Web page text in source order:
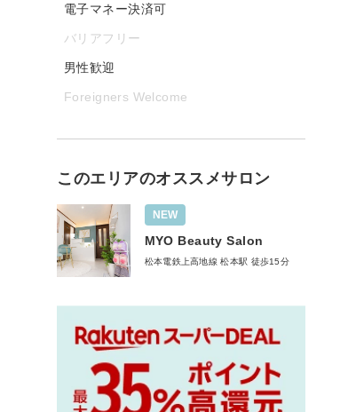
電子マネー決済可
バリアフリー
男性歓迎
Foreigners Welcome
このエリアのオススメサロン
NEW
MYO Beauty Salon
松本電鉄上高地線 松本駅 徒歩15分